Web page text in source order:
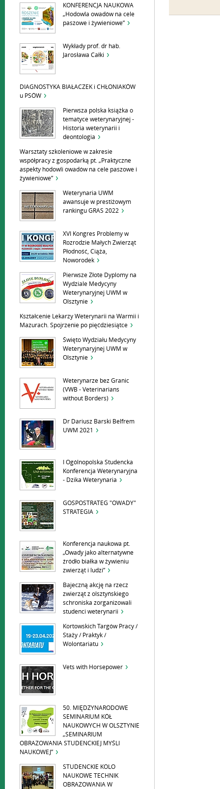
KONFERENCJA NAUKOWA
„Hodowla owadów na cele
paszowe i żywieniowe”
Wykłady prof. dr hab.
Jarosława Całki
DIAGNOSTYKA BIAŁACZEK i CHŁONIAKÓW
u PSÓW
Pierwsza polska książka o
tematyce weterynaryjnej -
Historia weterynarii i
deontologia
Warsztaty szkoleniowe w zakresie
współpracy z gospodarką pt. „Praktyczne
aspekty hodowli owadów na cele paszowe i
żywieniowe”
Weterynaria UWM
awansuje w prestiżowym
rankingu GRAS 2022
XVI Kongres Problemy w
Rozrodzie Małych Zwierząt
Płodność, Ciąża,
Noworodek
Pierwsze Złote Dyplomy na
Wydziale Medycyny
Weterynaryjnej UWM w
Olsztynie
Kształcenie Lekarzy Weterynarii na Warmii i
Mazurach. Spojrzenie po pięćdziesiątce
Święto Wydziału Medycyny
Weterynaryjnej UWM w
Olsztynie
Weterynarze bez Granic
(VWB - Veterinarians
without Borders)
Dr Dariusz Barski Belfrem
UWM 2021
I Ogólnopolska Studencka
Konferencja Weterynaryjna
- Dzika Weterynaria
GOSPOSTRATEG "OWADY"
STRATEGIA
Konferencja naukowa pt.
„Owady jako alternatywne
źródło białka w żywieniu
zwierząt i ludzi”
Bajeczną akcję na rzecz
zwierząt z olsztyńskiego
schroniska zorganizowali
studenci weterynarii
Kortowskich Targów Pracy /
Staży / Praktyk /
Wolontariatu
Vets with Horsepower
50. MIĘDZYNARODOWE
SEMINARIUM KÓŁ
NAUKOWYCH W OLSZTYNIE
„SEMINARIUM
OBRAZOWANIA STUDENCKIEJ MYŚLI
NAUKOWEJ”
STUDENCKIE KOLO
NAUKOWE TECHNIK
OBRAZOWANIA W